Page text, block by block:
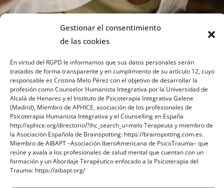
Gestionar el consentimiento
de las cookies
En virtud del RGPD le informamos que sus datos personales serán
tratados de forma transparente y en cumplimiento de su artículo 12, cuyo
responsable es Cristina Melo Pérez con el objetivo de desarrollar la
profesión como Counselor Humanista Integrativa por la Universidad de
Alcalá de Henares y el Instituto de Psicoterapia Integrativa Galene
(Madrid), Miembro de APHICE, asociación de los profesionales de
Psicoterapia Humanista Integrativa y el Counselling en España
http://aphice.org/directorio/?ihc_search_u=melo Terapeuta y miembro de
la Asociación Española de Brainspotting: https://brainspotting.com.es.
Miembro de AIBAPT –Asociación IberoAmericana de PsicoTrauma– que
reúne y avala a los profesionales de salud mental que cuentan con un
formación y un Abordaje Terapéutico enfocado a la Psicoterapia del
Trauma: https://aibapt.org/
Sobre mi
Contacto
Blog